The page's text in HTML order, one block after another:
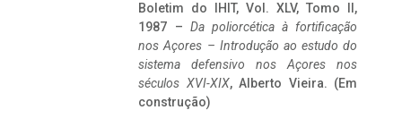
Boletim do IHIT, Vol. XLV, Tomo II,
1987 – Da poliorcética à fortificação
nos Açores – Introdução ao estudo do
sistema defensivo nos Açores nos
séculos XVI-XIX, Alberto Vieira. (Em
construção)